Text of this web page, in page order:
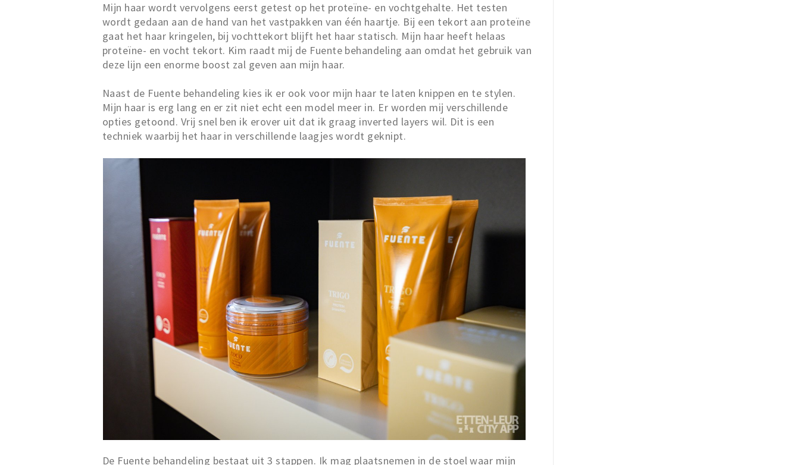
Mijn haar wordt vervolgens eerst getest op het proteïne- en vochtgehalte. Het testen
wordt gedaan aan de hand van het vastpakken van één haartje. Bij een tekort aan proteïne
gaat het haar kringelen, bij vochttekort blijft het haar statisch. Mijn haar heeft helaas
proteïne- en vocht tekort. Kim raadt mij de Fuente behandeling aan omdat het gebruik van
deze lijn een enorme boost zal geven aan mijn haar.
Naast de Fuente behandeling kies ik er ook voor mijn haar te laten knippen en te stylen.
Mijn haar is erg lang en er zit niet echt een model meer in. Er worden mij verschillende
opties getoond. Vrij snel ben ik erover uit dat ik graag inverted layers wil. Dit is een
techniek waarbij het haar in verschillende laagjes wordt geknipt.
De Fuente behandeling bestaat uit 3 stappen. Ik mag plaatsnemen in de stoel waar mijn